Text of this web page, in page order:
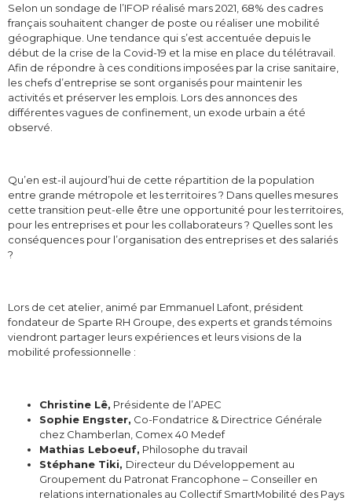
Selon un sondage de l’IFOP réalisé mars 2021, 68% des cadres
français souhaitent changer de poste ou réaliser une mobilité
géographique. Une tendance qui s’est accentuée depuis le
début de la crise de la Covid-19 et la mise en place du télétravail.
Afin de répondre à ces conditions imposées par la crise sanitaire,
les chefs d’entreprise se sont organisés pour maintenir les
activités et préserver les emplois. Lors des annonces des
différentes vagues de confinement, un exode urbain a été
observé.
Qu’en est-il aujourd’hui de cette répartition de la population
entre grande métropole et les territoires ? Dans quelles mesures
cette transition peut-elle être une opportunité pour les territoires,
pour les entreprises et pour les collaborateurs ? Quelles sont les
conséquences pour l’organisation des entreprises et des salariés
?
Lors de cet atelier, animé par Emmanuel Lafont, président
fondateur de Sparte RH Groupe, des experts et grands témoins
viendront partager leurs expériences et leurs visions de la
mobilité professionnelle :
Christine Lê, Présidente de l’APEC
Sophie Engster, Co-Fondatrice & Directrice Générale
chez Chamberlan, Comex 40 Medef
Mathias Leboeuf, Philosophe du travail
Stéphane Tiki, Directeur du Développement au
Groupement du Patronat Francophone – Conseiller en
relations internationales au Collectif SmartMobilité des Pays